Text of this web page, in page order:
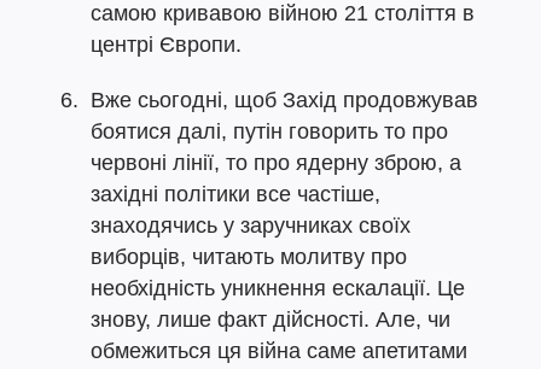
самою кривавою війною 21 століття в
центрі Європи.
Вже сьогодні, щоб Захід продовжував
боятися далі, путін говорить то про
червоні лінії, то про ядерну зброю, а
західні політики все частіше,
знаходячись у заручниках своїх
виборців, читають молитву про
необхідність уникнення ескалації. Це
знову, лише факт дійсності. Але, чи
обмежиться ця війна саме апетитами